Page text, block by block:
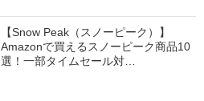
【Snow Peak（スノーピーク）】
Amazonで買えるスノーピーク商品10
選！一部タイムセール対…